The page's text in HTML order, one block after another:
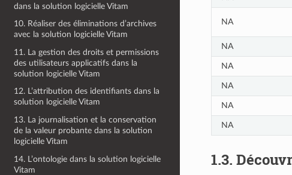
dans la solution logicielle Vitam
10. Réaliser des éliminations d’archives
avec la solution logicielle Vitam
11. La gestion des droits et permissions
des utilisateurs applicatifs dans la
solution logicielle Vitam
12. L’attribution des identifiants dans la
solution logicielle Vitam
13. La journalisation et la conservation
de la valeur probante dans la solution
logicielle Vitam
14. L’ontologie dans la solution logicielle
Vitam
NA
NA
NA
NA
NA
NA
1.3.